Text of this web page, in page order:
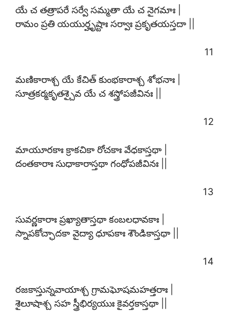
యే చ తత్రాపరే సర్వే సమ్మతా యే చ నైగమాః |
రామం ప్రతి యయుర్హృష్టాః సర్వాః ప్రకృతయస్తదా ||
11
మణికారాశ్చ యే కేచిత్ కుంభకారాశ్చ శోభనాః |
సూత్రకర్మకృతశ్చైవ యే చ శస్త్రోపజీవినః ||
12
మాయూరకాః క్రాకచికా రోచకాః వేధకాస్తథా |
దంతకారాః సుధాకారాస్తథా గంధోపజీవినః ||
13
సువర్ణకారాః ప్రఖ్యాతాస్తథా కంబలధావకాః |
స్నాపకోచ్ఛాదకా వైద్యా ధూపకాః శౌండికాస్తథా ||
14
రజకాస్తున్నవాయాశ్చ గ్రామఘోషమహత్తరాః |
శైలూషాశ్చ సహ స్త్రీభిర్యయుః కైవర్తకాస్తథా ||